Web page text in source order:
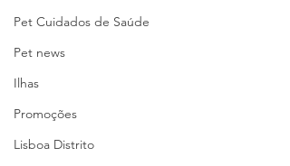
Pet Cuidados de Saúde
Pet news
Ilhas
Promoções
Lisboa Distrito